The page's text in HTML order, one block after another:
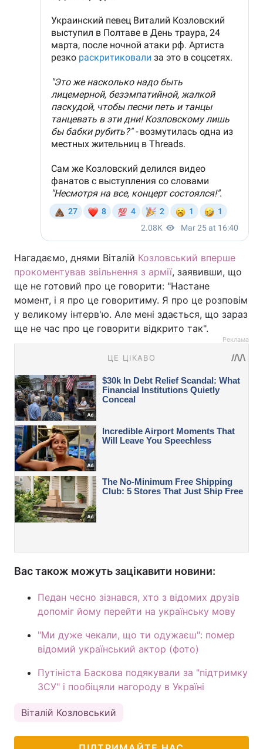
Нагадаємо, днями Віталій Козловський вперше
прокоментував звільнення з армії, заявивши, що
ще не готовий про це говорити: "Настане
момент, і я про це говоритиму. Я про це розповім
у великому інтерв'ю. Але мені здається, що зараз
ще не час про це говорити відкрито так".
Реклама
Вас також можуть зацікавити новини:
Педан чесно зізнався, хто з відомих друзів
допоміг йому перейти на українську мову
"Ми дуже чекали, що ти одужаєш": помер
відомий український актор (фото)
Путініста Баскова подякували за "підтримку
ЗСУ" і пообіцяли нагороду в Україні
Віталій Козловський